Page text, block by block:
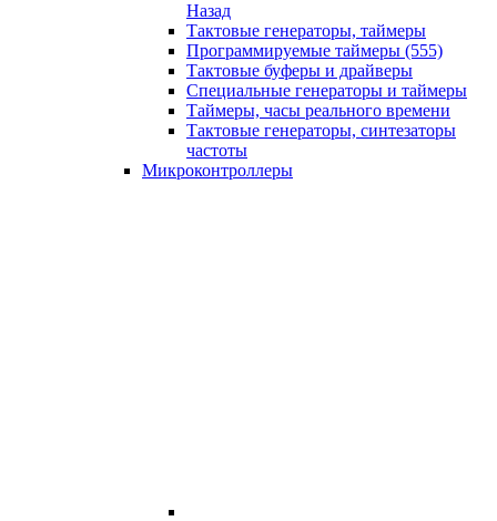
Назад
Тактовые генераторы, таймеры
Программируемые таймеры (555)
Тактовые буферы и драйверы
Специальные генераторы и таймеры
Таймеры, часы реального времени
Тактовые генераторы, синтезаторы
частоты
Микроконтроллеры